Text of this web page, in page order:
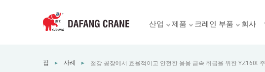
산업 제품 크레인 부품 회사
집 ► 사례 ►
철강 공장에서 효율적이고 안전한 용융 금속 취급을 위한 YZ160t